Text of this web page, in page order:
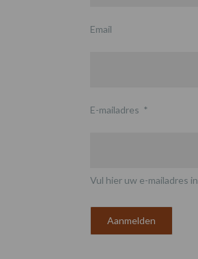
Email
E-mailadres *
Vul hier uw e-mailadres in